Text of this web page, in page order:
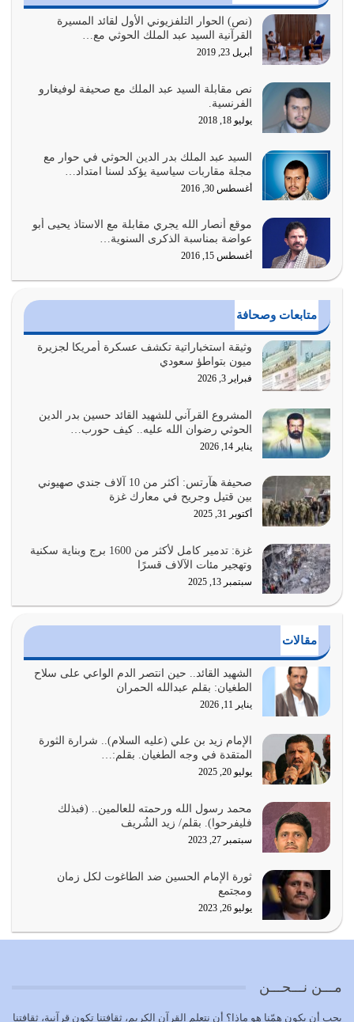
السبب الرئيسي لشقاء الأمة الابتعاد عن كتاب الله والتعدي
لحدود الله بالإضافات للدين
أغسطس 1, 2026
أبرز أسباب الشقاء هو الإعراض عن ذكر الله وعن هدى الله
المتمثل في القرآن الكريم
يوليو 31, 2026
أولياء الشيطان كلما كانوا أكثر ولاءً وطاعة للشيطان كلما كانوا
أكثر ضعفاً
يوليو 30, 2026
وعد الله تعالى من يُقتل في سبيله بالحياة الأبدية والرزق
والاستبشار والنجاة والخلود في…
يوليو 29, 2026
القرآن الكريم هو أهم مصدر لمعرفة رسول الله معرفة سيرته
معرفة شخصيته معرفة عظمته
يوليو 28, 2026
هل نحن من الصالحين؟ قيِّم نفسك هنا اترك القرآن على أصله
وأعرض نفسك، وأعرض ما لديك على…
عندما يكون عدوك هو عدو الله معناه أن تكون نقاط الضعف
فيه كثيرة وسينصرك الله عليه إذا…
يوليو 26, 2026
أراد الله لهذه الأمة ان تكون خير امة أخرجت للناس بالنهوض
بالأمر بالمعروف والنهي عن…
يوليو 25, 2026
الدين الذي شرعه الله لا يجوز أن يخضع لآرائنا وأهوائنا
أي أمة تتفرق في الدين وتتفرق في كيانها معناه أنها أصبحت
أمة عاجزة عن النهوض…
يوليو 23, 2026
بحبل الله جميعاً وليس كل…
يوليو 22, 2026
يشاء ويذل من يشاء
يوليو 21, 2026
كل زمان…
يوليو 19, 2026
الوظيفة عبارة عن مسؤولية يجب النهوض بها كما ينبغي لكي
(نص) الحوار التلفزيوني الأول لقائد المسيرة
القرآنية السيد عبد الملك الحوثي مع…
أبريل 23, 2019
نص مقابلة السيد عبد الملك مع صحيفة لوفيغارو
الفرنسية.
يوليو 18, 2018
السيد عبد الملك بدر الدين الحوثي في حوار مع
مجلة مقاربات سياسية يؤكد لسنا امتداد…
أغسطس 30, 2016
موقع أنصار الله يجري مقابلة مع الاستاذ يحيى أبو
عواضة بمناسبة الذكرى السنوية…
أغسطس 15, 2016
متابعات وصحافة
وثيقة استخباراتية تكشف عسكرة أمريكا لجزيرة
ميون بتواطؤ سعودي
فبراير 3, 2026
المشروع القرآني للشهيد القائد حسين بدر الدين
الحوثي رضوان الله عليه.. كيف حورب…
يناير 14, 2026
صحيفة هآرتس: أكثر من 10 آلاف جندي صهيوني
بين قتيل وجريح في معارك غزة
أكتوبر 31, 2025
غزة: تدمير كامل لأكثر من 1600 برج وبناية سكنية
وتهجير مئات الآلاف قسرًا
سبتمبر 13, 2025
مقالات
الشهيد القائد.. حين انتصر الدم الواعي على سلاح
الطغيان: بقلم عبدالله الحمران
يناير 11, 2026
الإمام زيد بن علي (عليه السلام).. شرارة الثورة
المتقدة في وجه الطغيان. بقلم:…
يوليو 20, 2025
محمد رسول الله ورحمته للعالمين.. (فبذلك
فليفرحوا). بقلم/ زيد الشُريف
سبتمبر 27, 2023
ثورة الإمام الحسين ضد الطاغوت لكل زمان
ومجتمع
يوليو 26, 2023
مـــن نـــحـــن
يجب أن يكون همّنا هو ماذا؟ أن نتعلم القرآن الكريم، ثقافتنا تكون قرآنية، ثقافتنا